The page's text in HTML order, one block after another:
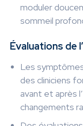
moduler
sommeil
Évaluations de
Les
des cliniciens
avant et après
changements